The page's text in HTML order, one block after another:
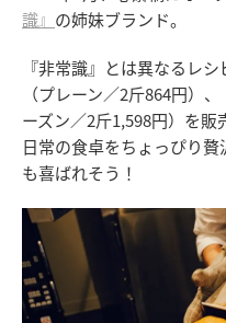
識』 の姉妹ブランド。
『非常識』とは異なるレ
（プレーン／2斤864円）
ーズン／2斤1,598円）を販
日常の食卓をちょっぴり
も喜ばれそう！